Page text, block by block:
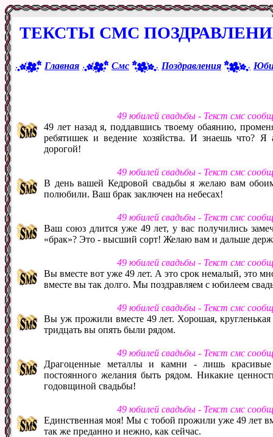
ТЕКСТЫ СМС
Главная Смс Поздравления
49 юбилей свадьбы - Текст смс
49 лет назад я, поддавшись твоему обаянию,
ребятишек и ведение хозяйства. И знаешь что?
дорогой!
49 юбилей свадьбы - Текст смс
В день вашей Кедровой свадьбы я желаю вам
полюбили. Ваш брак заключен на небесах!
49 юбилей свадьбы - Текст смс
Ваш союз длится уже 49 лет, у вас получились
«брак»? Это - высший сорт! Желаю вам и дальше
49 юбилей свадьбы - Текст смс
Вы вместе вот уже 49 лет. А это срок немалый, это
вместе вы так долго. Мы поздравляем с юбилеем
49 юбилей свадьбы - Текст смс
Вы уж прожили вместе 49 лет. Хорошая,
тридцать вы опять были рядом.
49 юбилей свадьбы - Текст смс
Драгоценные металлы и камни - лишь
постоянного желания быть рядом. Никакие
годовщиной свадьбы!
49 юбилей свадьбы - Текст смс
Единственная моя! Мы с тобой прожили уже 49 лет
так же преданно и нежно, как сейчас.